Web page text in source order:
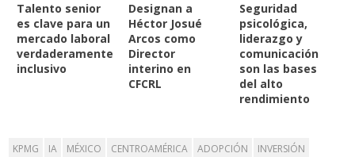
Talento senior
es clave para un
mercado laboral
verdaderamente
inclusivo
Designan a
Héctor Josué
Arcos como
Director
interino en
CFCRL
Seguridad
psicológica,
liderazgo y
comunicación
son las bases
del alto
rendimiento
KPMG IA MÉXICO CENTROAMÉRICA ADOPCIÓN
INVERSIÓN